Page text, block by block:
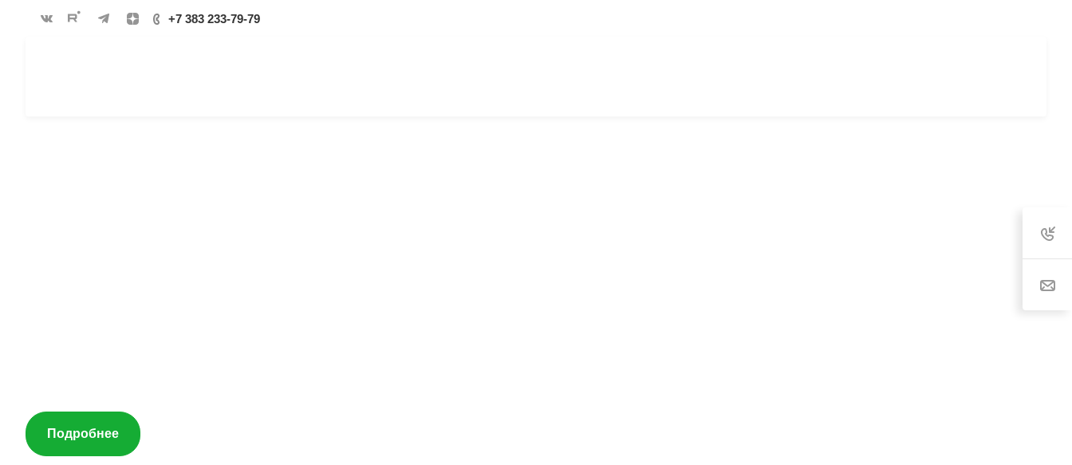
+7 383 233-79-79
Подробнее